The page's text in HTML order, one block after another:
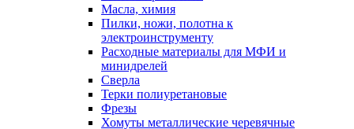
Масла, химия
Пилки, ножи, полотна к
электроинструменту
Расходные материалы для МФИ и
минидрелей
Сверла
Терки полиуретановые
Фрезы
Хомуты металлические черевячные